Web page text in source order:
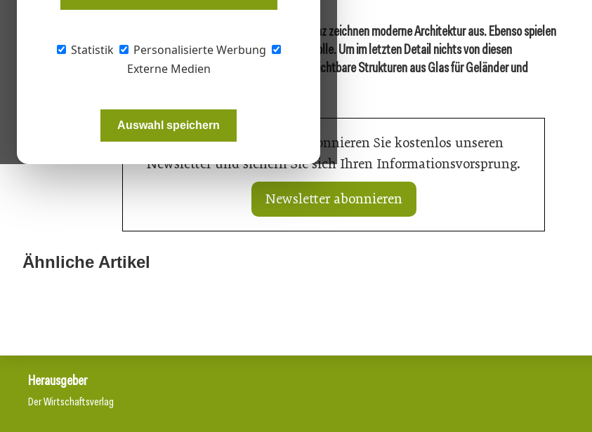
Statistik
Personalisierte Werbung
Externe Medien
Auswahl speichern
Leichtigkeit, Schnörkellosigkeit und Transparenz zeichnen moderne Architektur aus. Ebenso spielen
Lichteinfall und Blickachsen eine prominente Rolle. Um im letzten Detail nichts von diesen
Benchmarks einzubüßen, dafür sorgen fast unsichtbare Strukturen aus Glas für Geländer und
Immer top informiert! Abonnieren Sie kostenlos unseren
Newsletter und sichern Sie sich Ihren Informationsvorsprung.
Newsletter abonnieren
Ähnliche Artikel
Ringer mit neuem Schalungskit für
Herausgeber
Der Wirtschaftsverlag